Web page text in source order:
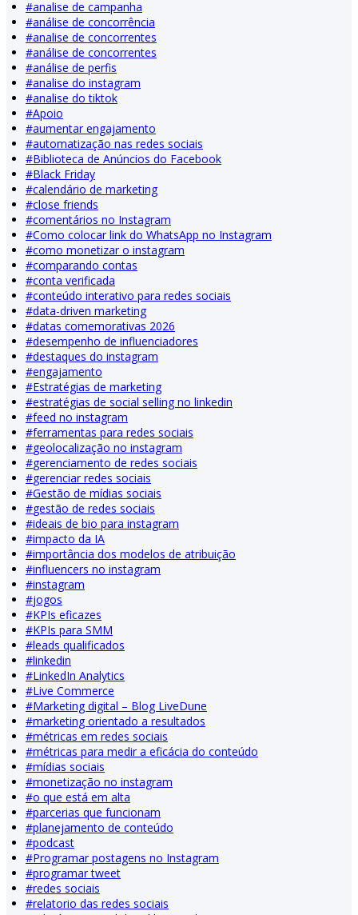
#analise de campanha
#análise de concorrência
#analise de concorrentes
#análise de concorrentes
#análise de perfis
#analise do instagram
#analise do tiktok
#Apoio
#aumentar engajamento
#automatização nas redes sociais
#Biblioteca de Anúncios do Facebook
#Black Friday
#calendário de marketing
#close friends
#comentários no Instagram
#Como colocar link do WhatsApp no Instagram
#como monetizar o instagram
#comparando contas
#conta verificada
#conteúdo interativo para redes sociais
#data-driven marketing
#datas comemorativas 2026
#desempenho de influenciadores
#destaques do instagram
#engajamento
#Estratégias de marketing
#estratégias de social selling no linkedin
#feed no instagram
#ferramentas para redes sociais
#geolocalização no instagram
#gerenciamento de redes sociais
#gerenciar redes sociais
#Gestão de mídias sociais
#gestão de redes sociais
#ideais de bio para instagram
#impacto da IA
#importância dos modelos de atribuição
#influencers no instagram
#instagram
#jogos
#KPIs eficazes
#KPIs para SMM
#leads qualificados
#linkedin
#LinkedIn Analytics
#Live Commerce
#Marketing digital – Blog LiveDune
#marketing orientado a resultados
#métricas em redes sociais
#métricas para medir a eficácia do conteúdo
#mídias sociais
#monetização no instagram
#o que está em alta
#parcerias que funcionam
#planejamento de conteúdo
#podcast
#Programar postagens no Instagram
#programar tweet
#redes sociais
#relatorio das redes sociais